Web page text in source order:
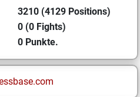
3210 (4129 Positions)
0 (0 Fights)
0 Punkte.